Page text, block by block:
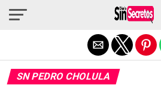
SN PEDRO CHOLULA
Salir de la versión